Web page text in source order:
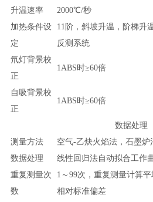
升温速率
2000℃/秒
加热条件设
定
11阶，斜坡升温，阶梯升
反测系统
氘灯背景校
正
1ABS时≥60倍
自吸背景校
正
1ABS时≥60倍
数据处理
测量方法
空气-乙炔火焰法，石墨炉
数据处理
线性回归法自动拟合工作
重复测量次
数
1～99次，重复测量计算
相对标准偏差